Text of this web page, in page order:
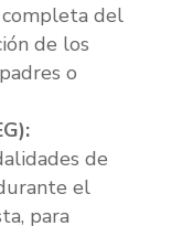
del
de los
o
de
el
para